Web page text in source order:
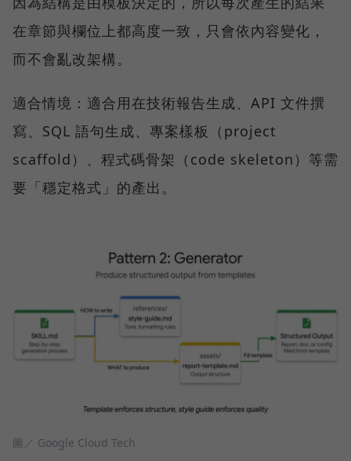
在章節與欄位上都高度一致，只會依內容變化，
而不會亂改架構。
適合情境：適合用在技術報告生成、API 文件撰
寫、SQL 語句生成、專案樣板（project
scaffold）、程式碼骨架（code skeleton）等需
要「穩定格式」的產出。
圖／ Google Cloud Tech